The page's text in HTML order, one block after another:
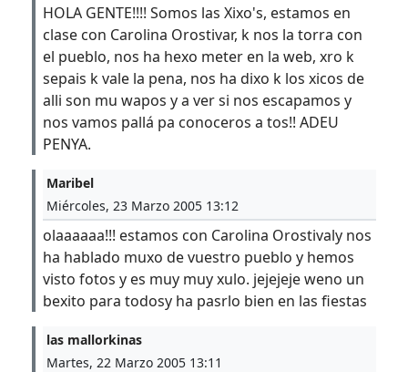
HOLA GENTE!!!! Somos las Xixo's, estamos en
clase con Carolina Orostivar, k nos la torra con
el pueblo, nos ha hexo meter en la web, xro k
sepais k vale la pena, nos ha dixo k los xicos de
alli son mu wapos y a ver si nos escapamos y
nos vamos pallá pa conoceros a tos!! ADEU
PENYA.
Maribel
Miércoles, 23 Marzo 2005 13:12
olaaaaaa!!! estamos con Carolina Orostivaly nos
ha hablado muxo de vuestro pueblo y hemos
visto fotos y es muy muy xulo. jejejeje weno un
bexito para todosy ha pasrlo bien en las fiestas
las mallorkinas
Martes, 22 Marzo 2005 13:11